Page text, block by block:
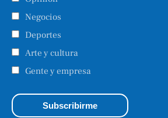
Negocios
Deportes
Arte y cultura
Gente y empresa